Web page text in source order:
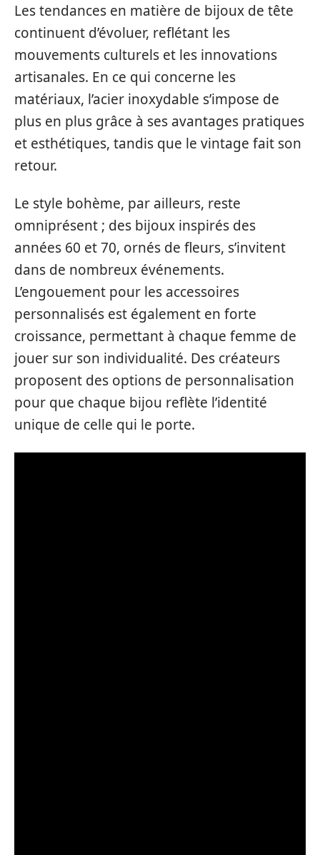
Les tendances en matière de bijoux de tête
continuent d’évoluer, reflétant les
mouvements culturels et les innovations
artisanales. En ce qui concerne les
matériaux, l’acier inoxydable s’impose de
plus en plus grâce à ses avantages pratiques
et esthétiques, tandis que le vintage fait son
retour.
Le style bohème, par ailleurs, reste
omniprésent ; des bijoux inspirés des
années 60 et 70, ornés de fleurs, s’invitent
dans de nombreux événements.
L’engouement pour les accessoires
personnalisés est également en forte
croissance, permettant à chaque femme de
jouer sur son individualité. Des créateurs
proposent des options de personnalisation
pour que chaque bijou reflète l’identité
unique de celle qui le porte.